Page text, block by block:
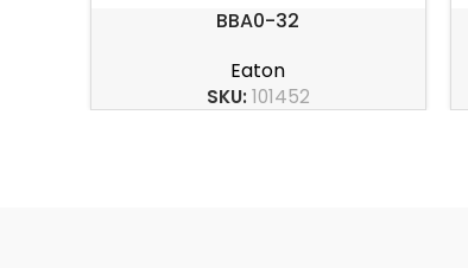
BBA0-32
Eaton
SKU:101452